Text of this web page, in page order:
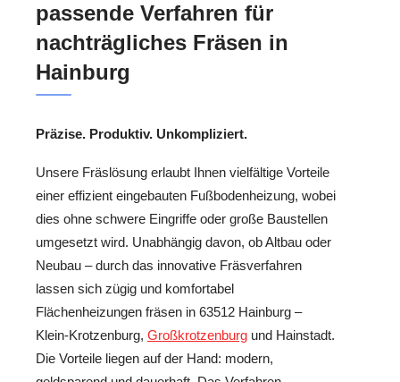
passende Verfahren für
nachträgliches Fräsen in
Hainburg
Präzise. Produktiv. Unkompliziert.
Unsere Fräslösung erlaubt Ihnen vielfältige Vorteile
einer effizient eingebauten Fußbodenheizung, wobei
dies ohne schwere Eingriffe oder große Baustellen
umgesetzt wird. Unabhängig davon, ob Altbau oder
Neubau – durch das innovative Fräsverfahren
lassen sich zügig und komfortabel
Flächenheizungen fräsen in 63512 Hainburg –
Klein-Krotzenburg, Großkrotzenburg und Hainstadt.
Die Vorteile liegen auf der Hand: modern,